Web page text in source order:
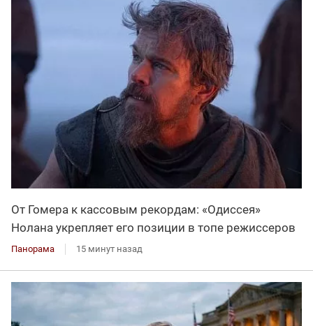
От Гомера к кассовым рекордам: «Одиссея»
Нолана укрепляет его позиции в топе режиссеров
Панорама 15 минут назад